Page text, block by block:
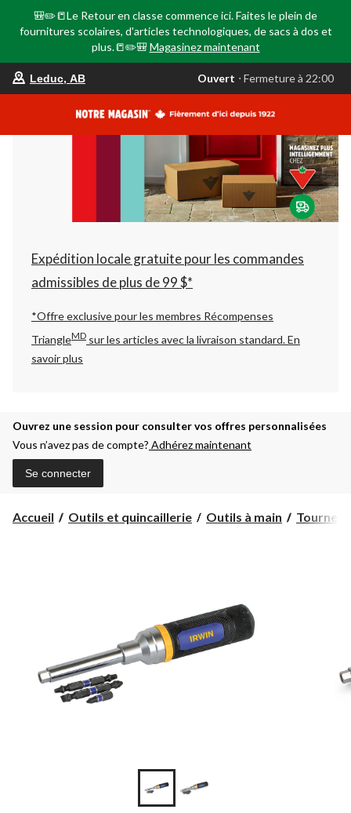
🎒✏️📒Le Retour en classe commence ici. Faites le plein de
fournitures scolaires, d'articles technologiques, de sacs à dos et
plus.📒✏️🎒 Magasinez maintenant
votre
est
AB,
Ouvert,
Fermeture
à
22:00
changer
Leduc, AB Ouvert ⋅ Fermeture à 22:00
Expédition locale gratuite pour les commandes
admissibles de plus de 99 $*
*Offre exclusive pour les membres Récompenses
TriangleMD sur les articles avec la livraison standard.En
savoir plus
Ouvrez une session pour consulter vos offres personnalisées
Vous n’avez pas de compte? Adhérez maintenant
Se connecter
Accueil Outils et quincaillerie Outils à main